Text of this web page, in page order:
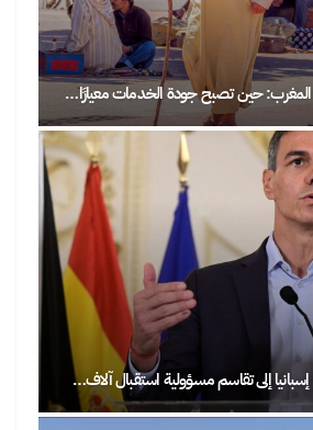
المغرب: حين تصبح جودة الخدمات معيارًا…
إلى تقاسم مسؤولية استقبال آلاف…